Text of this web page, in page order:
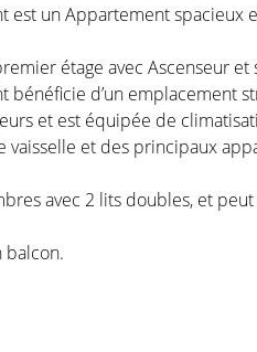
est un Appartement spacieux
étage avec Ascenseur
bénéficie d’un emplacement
et est équipée de
vaisselle et des principaux
avec 2 lits doubles, et
balcon.